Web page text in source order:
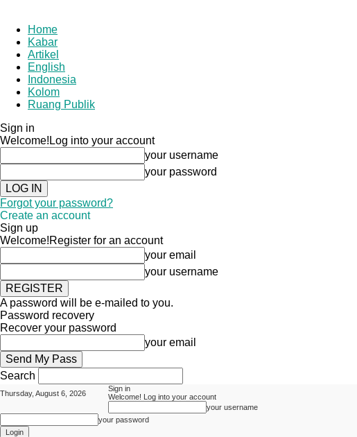
Home
Kabar
Artikel
English
Indonesia
Kolom
Ruang Publik
Sign in
Welcome! Log into your account
your username
your password
Forgot your password?
Create an account
Sign up
Welcome!Register for an account
your email
your username
A password will be e-mailed to you.
Password recovery
Recover your password
your email
Search
Thursday, August 6, 2026
Sign in
Welcome! Log into your account
your username
your password